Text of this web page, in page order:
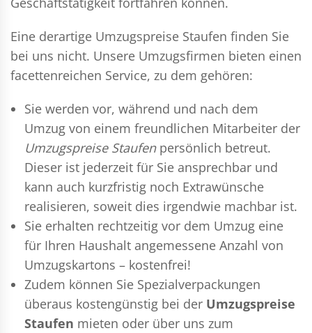
Eine derartige Umzugspreise Staufen finden Sie
bei uns nicht. Unsere Umzugsfirmen bieten einen
facettenreichen Service, zu dem gehören:
Sie werden vor, während und nach dem
Umzug von einem freundlichen Mitarbeiter der
Umzugspreise Staufenpersönlich betreut.
Dieser ist jederzeit für Sie ansprechbar und
kann auch kurzfristig noch Extrawünsche
realisieren, soweit dies irgendwie machbar ist.
Sie erhalten rechtzeitig vor dem Umzug eine
für Ihren Haushalt angemessene Anzahl von
Umzugskartons – kostenfrei!
Zudem können Sie Spezialverpackungen
überaus kostengünstig bei der Umzugspreise
Staufen mieten oder über uns zum